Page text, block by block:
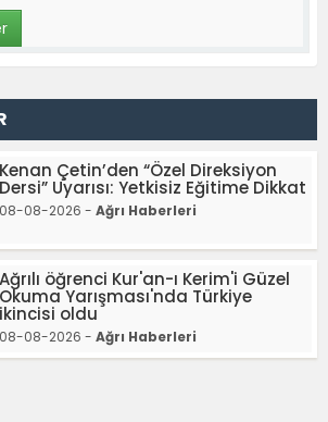
Kenan Çetin’den “Özel Direksiyon
Dersi” Uyarısı: Yetkisiz Eğitime Dikkat
08-08-2026 - Ağrı Haberleri
Ağrılı öğrenci Kur'an-ı Kerim'i Güzel
Okuma Yarışması'nda Türkiye
ikincisi oldu
08-08-2026 - Ağrı Haberleri